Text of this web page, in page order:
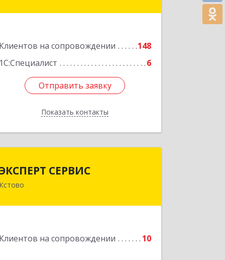
Клиентов на сопровождении
148
1С:Специалист
6
Отправить заявку
Показать контакты
Подробнее
Отправить заявку
Назад
СЕРВИС
Кстово
Клиентов на сопровождении 10